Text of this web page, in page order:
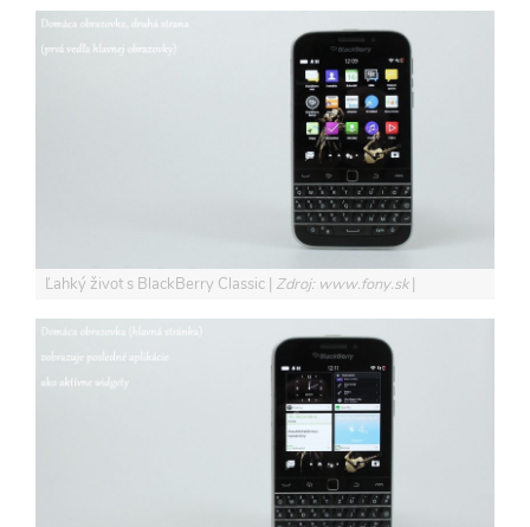
Ľahký život s BlackBerry Classic Zdroj: www.fony.sk